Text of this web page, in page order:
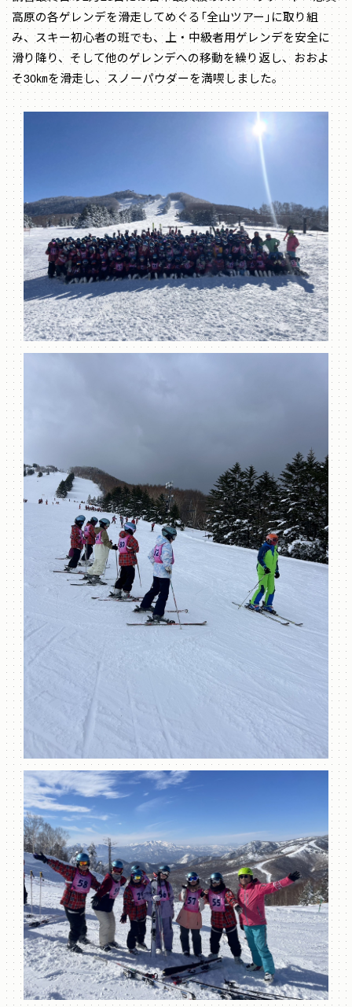
高原の各ゲレンデを滑走してめぐる「全山ツアー」に取り組
み、スキー初心者の班でも、上・中級者用ゲレンデを安全に
滑り降り、そして他のゲレンデへの移動を繰り返し、おおよ
そ30㎞を滑走し、スノーパウダーを満喫しました。